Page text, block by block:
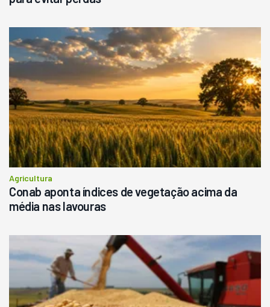
Agricultura
Conab aponta índices de vegetação acima da
média nas lavouras